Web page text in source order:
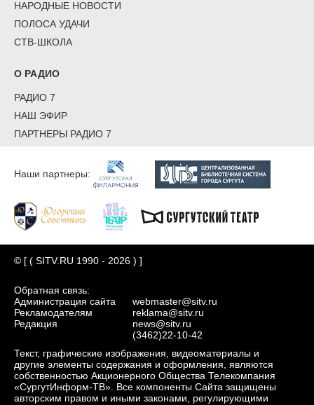
НАРОДНЫЕ НОВОСТИ
ПОЛОСА УДАЧИ
СТВ-ШКОЛА
О РАДИО
РАДИО 7
НАШ ЭФИР
ПАРТНЕРЫ РАДИО 7
Наши партнеры:
© [ ( SITV.RU 1990 - 2026 ) ]
Обратная связь:
Администрация сайта
Рекламодателям
Редакция
webmaster@sitv.ru
reklama@sitv.ru
news@sitv.ru
(3462)22-10-42
Текст, графические изображения, видеоматериалы и
другие элементы содержания и оформления, являются
собственностью Акционерного Общества Телекомпания
«СургутИнформ-ТВ». Все компоненты Сайта защищены
авторским правом и иными законами, регулирующими